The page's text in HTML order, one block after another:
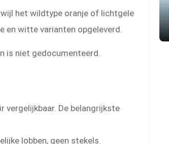
het wildtype oranje of lichtgele
en witte varianten opgeleverd.
is niet gedocumenteerd.
vergelijkbaar. De belangrijkste
lobben, geen stekels.